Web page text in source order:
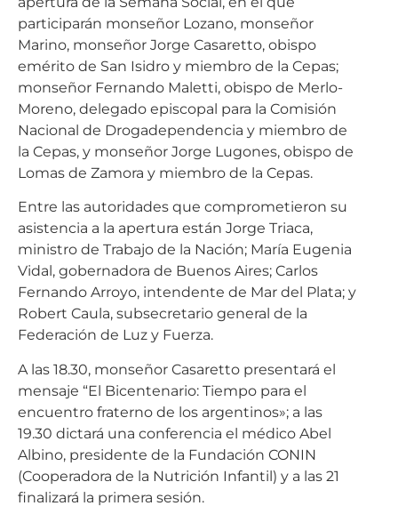
participarán monseñor Lozano, monseñor
Marino, monseñor Jorge Casaretto, obispo
emérito de San Isidro y miembro de la Cepas;
monseñor Fernando Maletti, obispo de Merlo-
Moreno, delegado episcopal para la Comisión
Nacional de Drogadependencia y miembro de
la Cepas, y monseñor Jorge Lugones, obispo de
Lomas de Zamora y miembro de la Cepas.
Entre las autoridades que comprometieron su
asistencia a la apertura están Jorge Triaca,
ministro de Trabajo de la Nación; María Eugenia
Vidal, gobernadora de Buenos Aires; Carlos
Fernando Arroyo, intendente de Mar del Plata; y
Robert Caula, subsecretario general de la
Federación de Luz y Fuerza.
A las 18.30, monseñor Casaretto presentará el
mensaje “El Bicentenario: Tiempo para el
encuentro fraterno de los argentinos»; a las
19.30 dictará una conferencia el médico Abel
Albino, presidente de la Fundación CONIN
(Cooperadora de la Nutrición Infantil) y a las 21
finalizará la primera sesión.